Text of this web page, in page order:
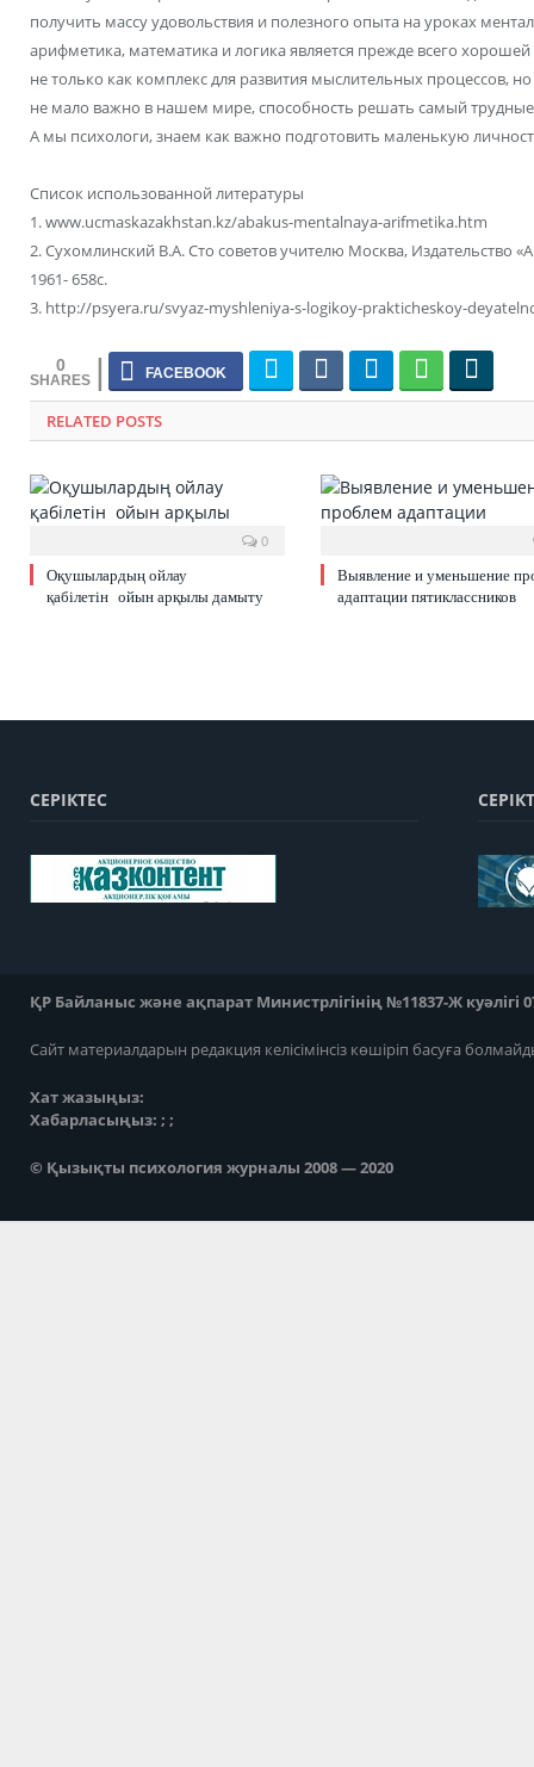
получить массу удовольствия и полезного опыта на уроках
арифметика, математика и логика является прежде всего
не только как комплекс для развития мыслительных процессов,
не мало важно в нашем мире, способность решать самый
А мы психологи, знаем как важно подготовить маленькую
Список использованной литературы
1. www.ucmaskazakhstan.kz/abakus-mentalnaya-arifmetika.htm
2. Сухомлинский В.А. Сто советов учителю Москва, Издательство
1961- 658с.
3. http://psyera.ru/svyaz-myshleniya-s-logikoy-prakticheskoy-
0
RELATED POSTS
0
Оқушылардың ойлау
қабілетін ойын арқылы дамыту
Выявление и уменьшение
адаптации пятиклассников
СЕРІКТЕС
ҚР Байланыс және ақпарат Министрлігінің №11837-Ж куәлігі
Сайт материалдарын редакция келісімінсіз көшіріп басуға
Хат жазыңыз:
Хабарласыңыз: ; ;
© Қызықты психология журналы 2008 — 2020